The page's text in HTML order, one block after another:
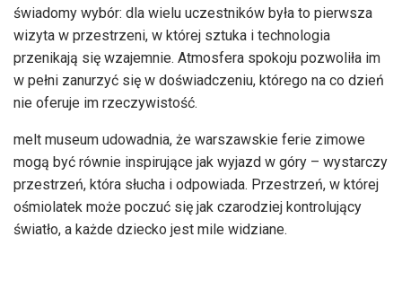
świadomy wybór: dla wielu uczestników była to pierwsza
wizyta w przestrzeni, w której sztuka i technologia
przenikają się wzajemnie. Atmosfera spokoju pozwoliła im
w pełni zanurzyć się w doświadczeniu, którego na co dzień
nie oferuje im rzeczywistość.
melt museum udowadnia, że warszawskie ferie zimowe
mogą być równie inspirujące jak wyjazd w góry – wystarczy
przestrzeń, która słucha i odpowiada. Przestrzeń, w której
ośmiolatek może poczuć się jak czarodziej kontrolujący
światło, a każde dziecko jest mile widziane.